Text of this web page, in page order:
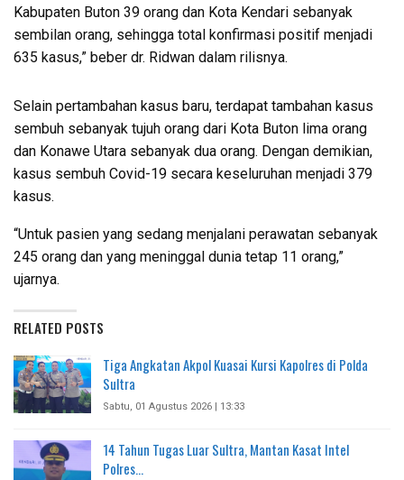
Kabupaten Buton 39 orang dan Kota Kendari sebanyak
sembilan orang, sehingga total konfirmasi positif menjadi
635 kasus,” beber dr. Ridwan dalam rilisnya.
Selain pertambahan kasus baru, terdapat tambahan kasus
sembuh sebanyak tujuh orang dari Kota Buton lima orang
dan Konawe Utara sebanyak dua orang. Dengan demikian,
kasus sembuh Covid-19 secara keseluruhan menjadi 379
kasus.
“Untuk pasien yang sedang menjalani perawatan sebanyak
245 orang dan yang meninggal dunia tetap 11 orang,”
ujarnya.
RELATED POSTS
Tiga Angkatan Akpol Kuasai Kursi Kapolres di Polda
Sultra
Sabtu, 01 Agustus 2026 | 13:33
14 Tahun Tugas Luar Sultra, Mantan Kasat Intel
Polres…